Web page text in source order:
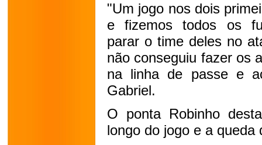
"Um jogo nos dois
e fizemos todos os
parar o time deles no
não conseguiu fazer os
na linha de passe e
Gabriel.
O ponta Robinho
longo do jogo e a